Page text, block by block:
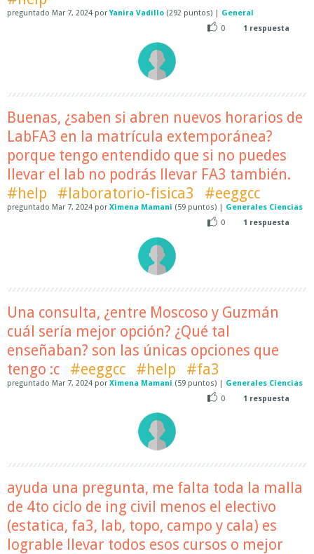
preguntado Mar 7, 2024 porYanira Vadillo (292 puntos) | General
0
1 respuesta
Buenas, ¿saben si abren nuevos horarios de
LabFA3 en la matrícula extemporánea?
porque tengo entendido que si no puedes
llevar el lab no podrás llevar FA3 también.
#help
#laboratorio-fisica3 #eeggcc
preguntado Mar 7, 2024 por Ximena Mamani (59 puntos) | Generales Ciencias
0
1 respuesta
Una consulta, ¿entre Moscoso y Guzmán
cuál sería mejor opción? ¿Qué tal
enseñaban? son las únicas opciones que
tengo :c
#eeggcc #help #fa3
preguntado Mar 7, 2024 por Ximena Mamani (59 puntos) | Generales Ciencias
0
1 respuesta
ayuda una pregunta, me falta toda la malla
de 4to ciclo de ing civil menos el electivo
(estatica, fa3, lab, topo, campo y cala) es
lograble llevar todos esos cursos o mejor